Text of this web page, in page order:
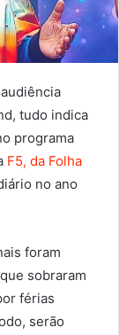
tudo indica
programa
F5, da Folha
no ano
foram
sobraram
férias
serão